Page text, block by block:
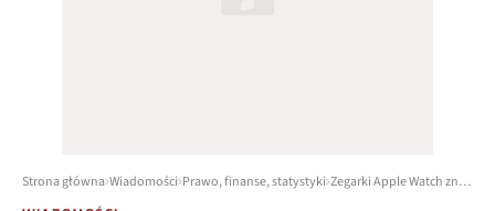
Strona główna Wiadomości Prawo, finanse, statystyki